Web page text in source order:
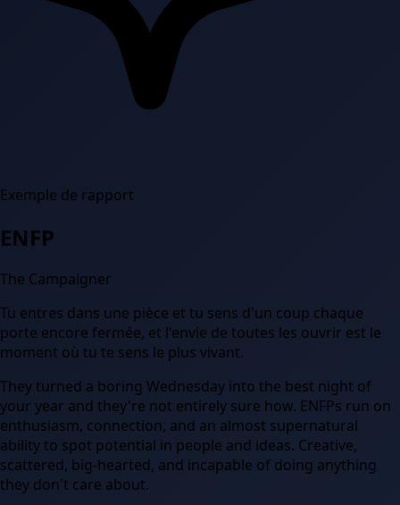
Exemple de rapport
ENFP
The Campaigner
Tu entres dans une pièce et tu sens d'un coup chaque
porte encore fermée, et l'envie de toutes les ouvrir est le
moment où tu te sens le plus vivant.
They turned a boring Wednesday into the best night of
your year and they're not entirely sure how. ENFPs run on
enthusiasm, connection, and an almost supernatural
ability to spot potential in people and ideas. Creative,
scattered, big-hearted, and incapable of doing anything
they don't care about.